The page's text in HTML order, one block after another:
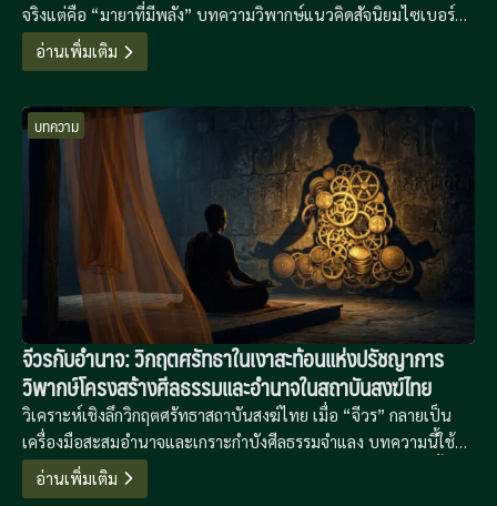
จริงแต่คือ “มายาที่มีพลัง” บทความวิพากษ์แนวคิดสัจนิยมไซเบอร์
จากซีรีส์ Zero Day ที่จะเปลี่ยนวิธีมอง “ตัวตนออนไลน์” ของคุณไป
ตลอดกาล
อ่านเพิ่มเติม
บทความ
จีวรกับอำนาจ: วิกฤตศรัทธาในเงาสะท้อนแห่งปรัชญาการ
วิพากษ์โครงสร้างศีลธรรมและอำนาจในสถาบันสงฆ์ไทย
วิเคราะห์เชิงลึกวิกฤตศรัทธาสถาบันสงฆ์ไทย เมื่อ “จีวร” กลายเป็น
เครื่องมือสะสมอำนาจและเกราะกำบังศีลธรรมจำแลง บทความนี้ใช้
กรอบคิดของ Foucault, Baudrillard และพุทธปรัชญาเพื่อถอดรื้อ
โครงสร้างอำนาจที่ซ่อนเร้นและเสนอทางออกสู่การปฏิรูปอย่างยั่งยืน
อ่านเพิ่มเติม